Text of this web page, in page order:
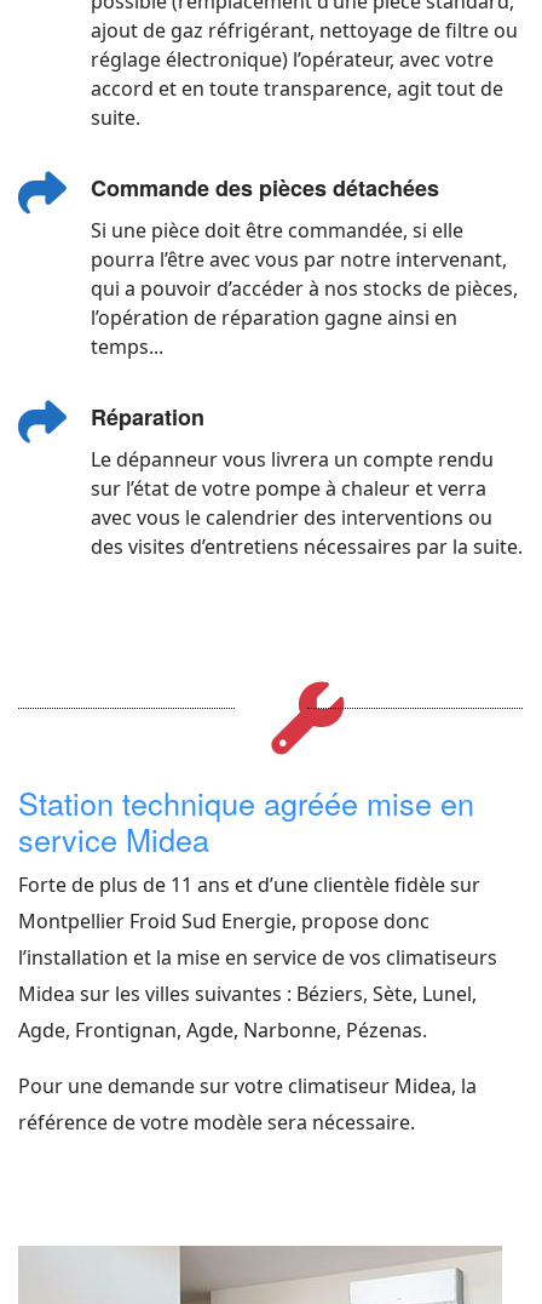
ajout de gaz réfrigérant, nettoyage de filtre ou
réglage électronique) l’opérateur, avec votre
accord et en toute transparence, agit tout de
suite.
Commande des pièces détachées
Si une pièce doit être commandée, si elle
pourra l’être avec vous par notre intervenant,
qui a pouvoir d’accéder à nos stocks de pièces,
l’opération de réparation gagne ainsi en
temps...
Réparation
Le dépanneur vous livrera un compte rendu
sur l’état de votre pompe à chaleur et verra
avec vous le calendrier des interventions ou
des visites d’entretiens nécessaires par la suite.
Station technique agréée mise en
service Midea
Forte de plus de 11 ans et d’une clientèle fidèle sur
Montpellier Froid Sud Energie, propose donc
l’installation et la mise en service de vos climatiseurs
Midea sur les villes suivantes : Béziers, Sète, Lunel,
Agde, Frontignan, Agde, Narbonne, Pézenas.
Pour une demande sur votre climatiseur Midea, la
référence de votre modèle sera nécessaire.